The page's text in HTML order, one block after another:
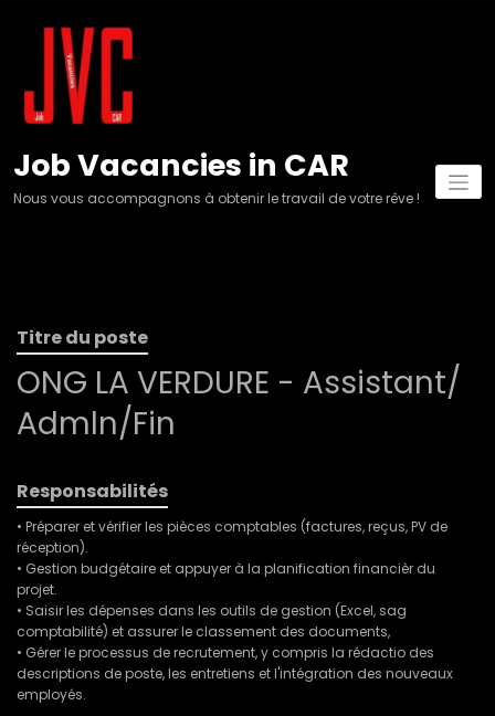
Job Vacancies in CAR
Nous vous accompagnons à obtenir le travail de votre rêve !
Titre du poste
ONG LA VERDURE - Assistant/
Admln/Fin
Responsabilités
• Préparer et vérifier les pièces comptables (factures, reçus, PV de
réception).
• Gestion budgétaire et appuyer à la planification financièr du
projet.
• Saisir les dépenses dans les outils de gestion (Excel, sag
comptabilité) et assurer le classement des documents,
• Gérer le processus de recrutement, y compris la rédactio des
descriptions de poste, les entretiens et l'intégration des nouveaux
employés.